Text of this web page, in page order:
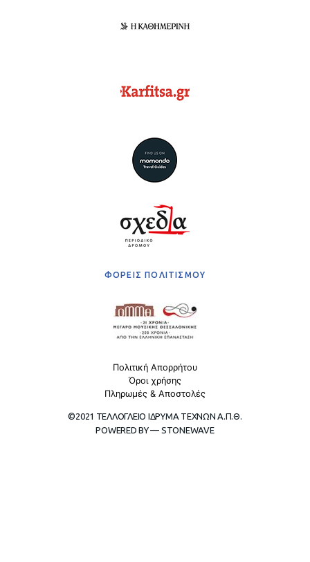
ΦΟΡΕΙΣ ΠΟΛΙΤΙΣΜΟΥ
Πολιτική Απορρήτου
Όροι χρήσης
Πληρωμές & Αποστολές
POWERED BY — STONEWAVE
©2021 ΤΕΛΛΟΓΛΕΙΟ ΙΔΡΥΜΑ ΤΕΧΝΩΝ Α.Π.Θ.